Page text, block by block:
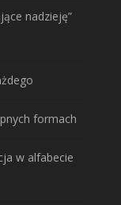
nadzieję”
formach
w alfabecie